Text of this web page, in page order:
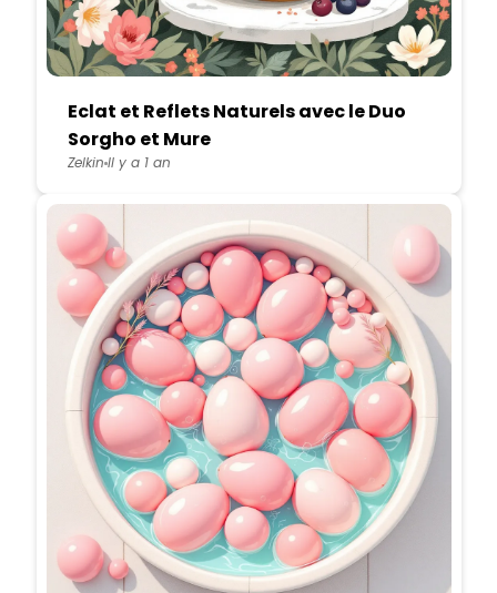
Eclat et Reflets Naturels avec le Duo
Sorgho et Mure
Zelkin Il y a 1 an